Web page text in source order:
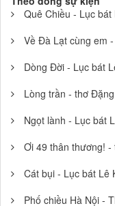
Quê Chiều - Lục
Về Đà Lạt cùng em
Dòng Đời - Lục bát
Lòng trần - thơ
Ngọt lành - Lục bát
Ơi 49 thân thương! -
Cát bụi - Lục bát Lê
Phố chiều Hà Nội -